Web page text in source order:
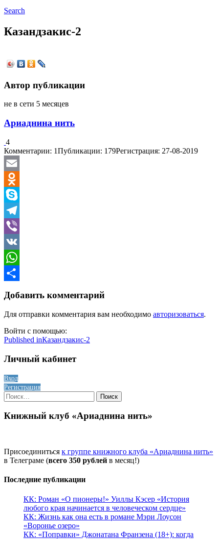
Search
Казандзакис-2
Автор публикации
не в сети 5 месяцев
Ариаднина нить
4
Комментарии: 1Публикации: 179Регистрация: 27-08-2019
Email
Odnoklassniki
Skype
Telegram
Viber
VK
WhatsApp
Добавить комментарий
Для отправки комментария вам необходимо авторизоваться.
Войти с помощью:
Навигация
по
Published inКазандзакис-2
Личный кабинет
Вход
Регистрация
Найти:
Книжный клуб «Ариаднина нить»
Присоединиться к группе книжного клуба «Ариаднина нить»
в Телеграме (всего 350 рублей в месяц!)
Последние публикации
КК: Роман «О пионеры!» Уиллы Кэсер «История
любого края начинается в человеческом сердце»
КК: Жизнь как она есть в романе Мэри Лоусон
«Воронье озеро»
КК: «Поправки» Джонатана Франзена (18+): когда